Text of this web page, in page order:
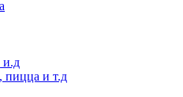
и.д
пицца и т.д